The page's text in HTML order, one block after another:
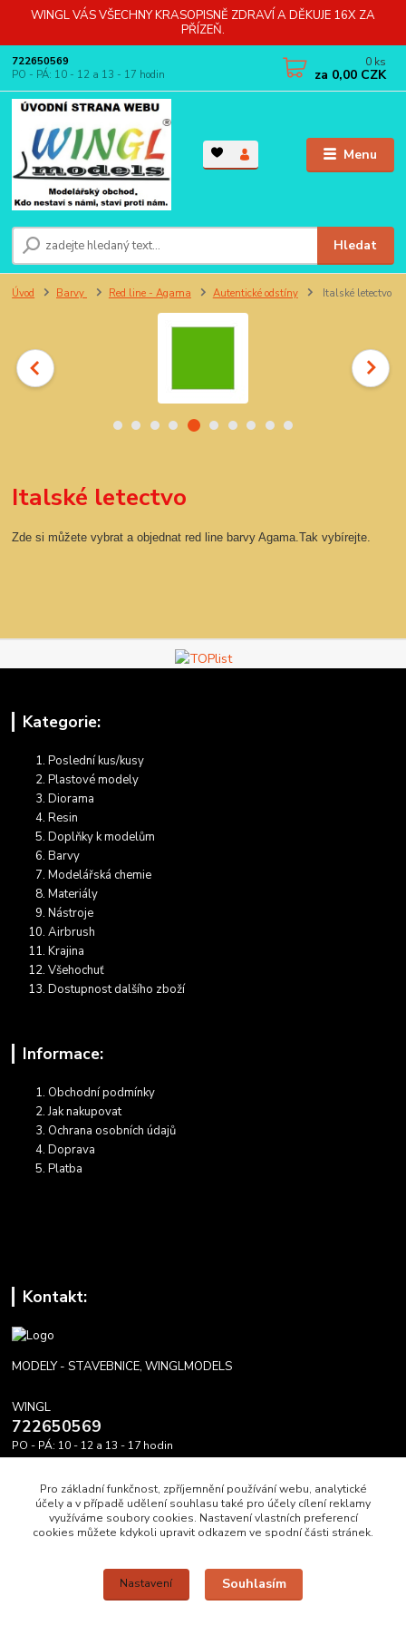
WINGL VÁS VŠECHNY KRASOPISNĚ ZDRAVÍ A DĚKUJE 16X ZA
PŘÍZEŇ.
Menu
Hledat
722650569
PO - PÁ: 10 - 12 a 13 - 17 hodin
0 ks
za 0,00 CZK
Úvod Barvy Red line - Agama Autentické odstíny Italské letectvo
Italské letectvo
Zde si můžete vybrat a objednat red line barvy Agama.Tak vybírejte.
Kategorie:
Poslední kus/kusy
Plastové modely
Diorama
Resin
Doplňky k modelům
Barvy
Modelářská chemie
Materiály
Nástroje
Airbrush
Krajina
Všehochuť
Dostupnost dalšího zboží
Informace:
Obchodní podmínky
Jak nakupovat
Ochrana osobních údajů
Doprava
Platba
Kontakt:
MODELY - STAVEBNICE, WINGLMODELS
WINGL
722650569
PO - PÁ: 10 - 12 a 13 - 17 hodin
Upravit sběr cookies.
Pro základní funkčnost, zpříjemnění používání webu, analytické
účely a v případě udělení souhlasu také pro účely cílení reklamy
využíváme soubory cookies. Nastavení vlastních preferencí
cookies můžete kdykoli upravit odkazem ve spodní části stránek.
Nastavení Souhlasím